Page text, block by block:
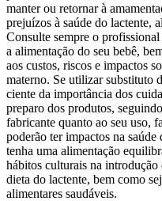
manter ou retornar à
prejuízos à saúde do lactente,
Consulte sempre o
a alimentação do seu bebê,
aos custos, riscos e impactos
materno. Se utilizar substituto
ciente da importância dos
preparo dos produtos,
fabricante quanto ao seu uso,
poderão ter impactos na
tenha uma alimentação
hábitos culturais na introdução
dieta do lactente, bem como
alimentares saudáveis.